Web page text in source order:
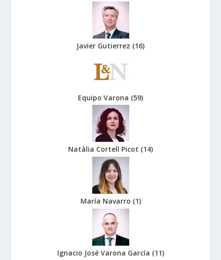
Javier Gutierrez (16)
Equipo Varona (59)
Natàlia Cortell Picot (14)
María Navarro (1)
Ignacio José Varona García (11)